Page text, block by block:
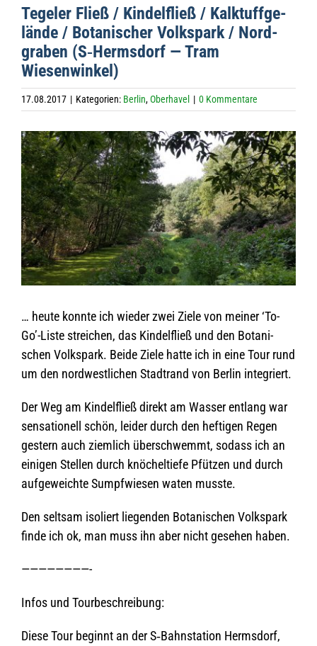
Tege­ler Fließ / Kin­del­fließ / Kalk­tuff­ge­
lände / Bota­ni­scher Volks­park / Nord­
gra­ben (S‑Hermsdorf — Tram
Wiesenwinkel)
17.08.2017 | Kategorien: Berlin,Oberhavel | 0 Kommentare
Zeige
grösseres
Bild
… heute konnte ich wie­der zwei Ziele von mei­ner ‘To-
Go’-Liste strei­chen, das Kin­del­fließ und den Bota­ni­
schen Volks­park. Beide Ziele hatte ich in eine Tour rund
um den nord­west­li­chen Stadt­rand von Ber­lin integriert.
Der Weg am Kin­del­fließ direkt am Was­ser ent­lang war
sen­sa­tio­nell schön, lei­der durch den hef­ti­gen Regen
ges­tern auch ziem­lich über­schwemmt, sodass ich an
eini­gen Stel­len durch knö­chel­tiefe Pfüt­zen und durch
auf­ge­weichte Sumpf­wie­sen waten musste.
Den selt­sam iso­liert lie­gen­den Bota­ni­schen Volks­park
finde ich ok, man muss ihn aber nicht gese­hen haben.
————————-
Infos und Tourbeschreibung:
Diese Tour beginnt an der S‑Bahnstation Herms­dorf,